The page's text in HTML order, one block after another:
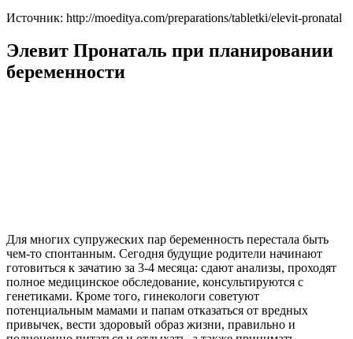
Источник: http://moeditya.com/preparations/tabletki/elevit-pronatal
Элевит Пронаталь при планировании
беременности
Для многих супружеских пар беременность перестала быть
чем-то спонтанным. Сегодня будущие родители начинают
готовиться к зачатию за 3-4 месяца: сдают анализы, проходят
полное медицинское обследование, консультируются с
генетиками. Кроме того, гинекологи советуют
потенциальным мамами и папам отказаться от вредных
привычек, вести здоровый образ жизни, правильно и